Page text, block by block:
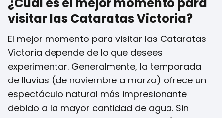
visitar las Cataratas Victoria?
El mejor momento para visitar las Cataratas
Victoria depende de lo que desees
experimentar. Generalmente, la temporada
de lluvias (de noviembre a marzo) ofrece un
espectáculo natural más impresionante
debido a la mayor cantidad de agua. Sin